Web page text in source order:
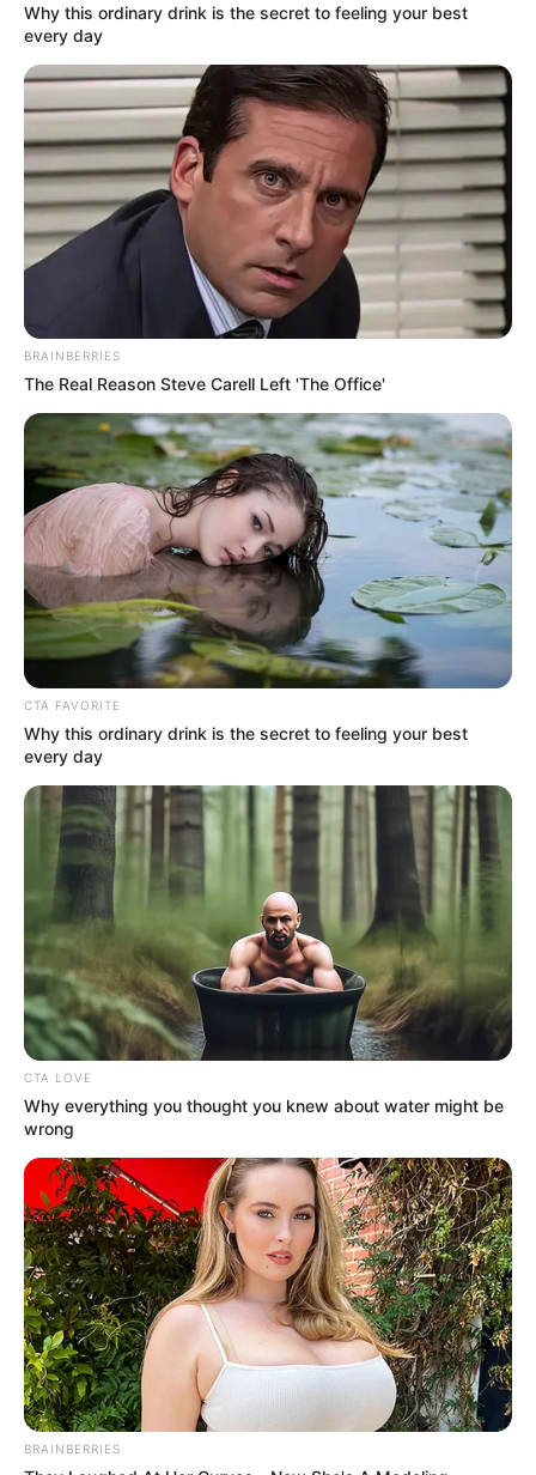
Fita métrica
Marcador de tecido ou caneta
Tesoura
Moldes (clique aqui para baixar)
Passo a Passo
1. Para fazer a base doprotetor de porta, corte
um retângulo com a seguinte medida: 84 cm x 36
cm; dobre-o ao meio no sentido longitudinal e
com o avesso para fora.
Dica: a medida para uma porta padrão é de 80 cm
de largura. Caso a sua porta seja maior, a medida
será a largura dela acrescida de 4 cm. O restante
do passo a passo permanecerá igual.
2. Costure a lateral apenas no sentido do
comprimento.
3. Vire a peça para o lado direito e posicione a
costura de modo que ela fique no centro da peça.
Why this ordinary drink is the secret to feeling your best
every day
BRAINBERRIES
The Real Reason Steve Carell Left 'The Office'
CTA FAVORITE
Why this ordinary drink is the secret to feeling your best
every day
CTA LOVE
Why everything you thought you knew about water might be
wrong
BRAINBERRIES